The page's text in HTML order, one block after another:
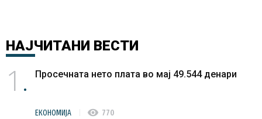
НАЈЧИТАНИ ВЕСТИ
1 Просечната нето плата во мај 49.544 денари
ЕКОНОМИЈА visibility 770